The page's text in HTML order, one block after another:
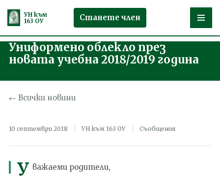
Продължете
съдържанието
УН към
163 ОУ
Станете член
Униформено облекло през
новата учебна 2018/2019 година
← Всички новини
10 септември 2018 УН към 163 ОУ Съобщения
У важаеми родители,